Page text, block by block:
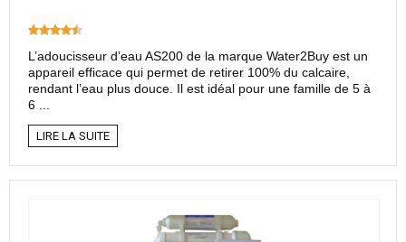
L’adoucisseur d’eau AS200 de la marque Water2Buy est un
appareil efficace qui permet de retirer 100% du calcaire,
rendant l’eau plus douce. Il est idéal pour une famille de 5 à
6 ...
LIRE LA SUITE